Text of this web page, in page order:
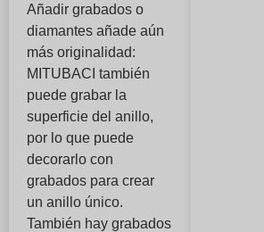
Añadir grabados o
diamantes añade aún
más originalidad:
MITUBACI también
puede grabar la
superficie del anillo,
por lo que puede
decorarlo con
grabados para crear
un anillo único.
También hay grabados